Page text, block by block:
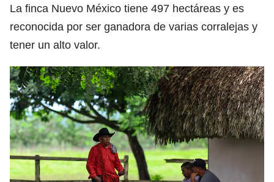
La finca Nuevo México tiene 497 hectáreas y es
reconocida por ser ganadora de varias corralejas y
tener un alto valor.